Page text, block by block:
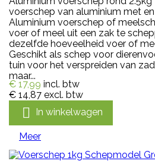
voerschep van aluminium met
Aluminium voerschep of
voer of meel uit een zak te
dezelfde hoeveelheid voer of
Geschikt als schep voor
tuin voor het verspreiden van
maar...
€ 17,99 incl. btw
€ 14,87 excl. btw
 In winkelwagen
Meer